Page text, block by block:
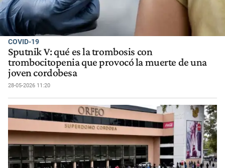
COVID-19
Sputnik V: qué es la trombosis con
trombocitopenia que provocó la muerte de una
joven cordobesa
28-05-2026 11:20